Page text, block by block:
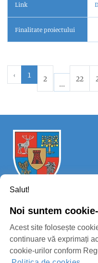
Link
Finalitate proiectului
‹ 1 2 22
PROTECȚIA
CONSILIUL
Salut!
Noi suntem
Acest site folosește
continuare vă exprimați
cookie-urilor conform